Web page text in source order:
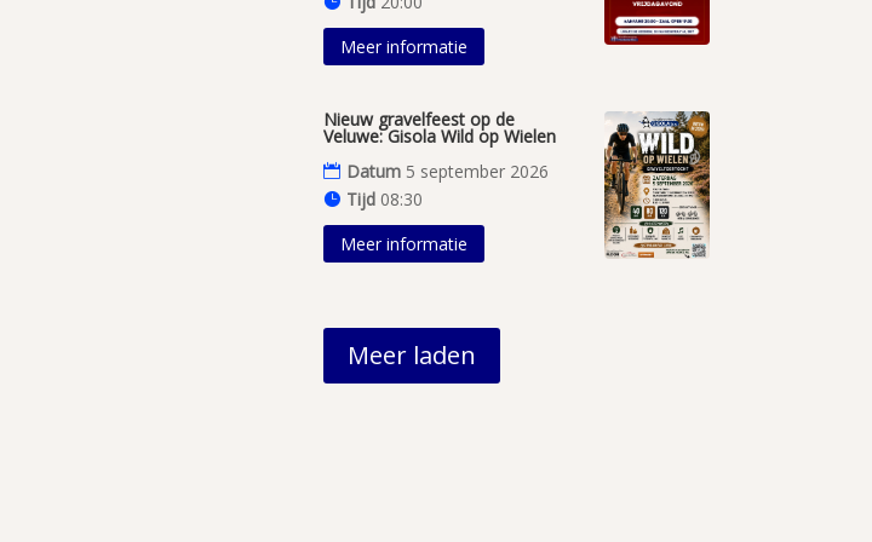
Meer informatie
Nieuw gravelfeest op de
Veluwe: Gisola Wild op Wielen
Datum 5 september 2026
Tijd 08:30
Meer informatie
Meer laden